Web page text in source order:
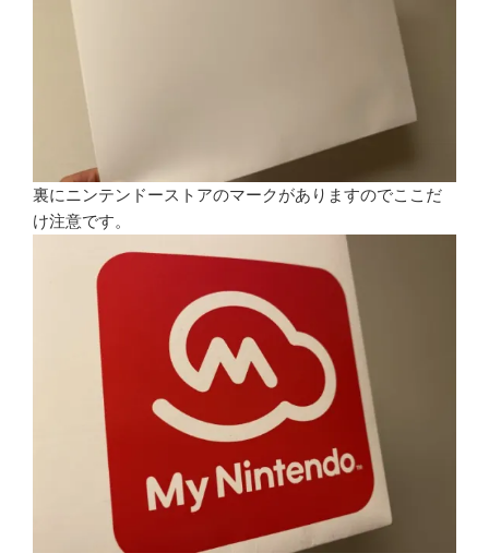
裏にニンテンドーストアのマークがありますのでここだ
け注意です。